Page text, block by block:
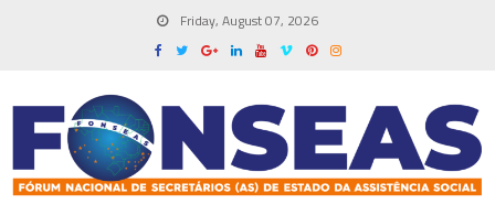
Friday, August 07, 2026